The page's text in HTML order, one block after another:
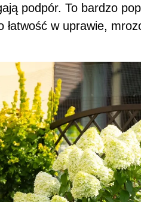
podpór. To bardzo
łatwość w uprawie,